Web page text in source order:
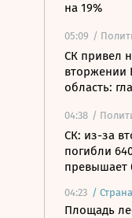
на 19%
05:09 /
СК привел
вторжении
область:
04:38 /
СК: из-за
погибли
превышает
04:23 / Страна
Площадь